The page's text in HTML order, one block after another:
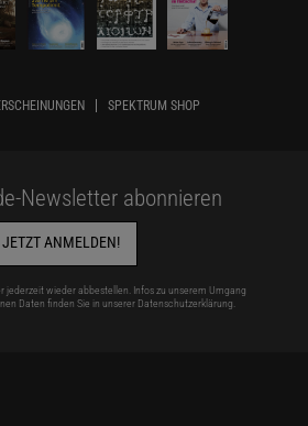
SPEKTRUM SHOP
Newsletter abonnieren
JETZT ANMELDEN!
jederzeit wieder abbestellen. Infos zu unserem Umgang
Daten finden Sie in unserer Datenschutzerklärung